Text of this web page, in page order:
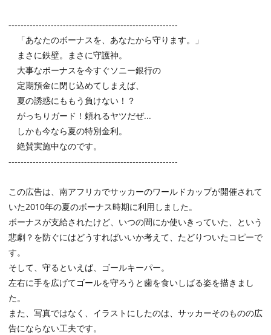
--------------------------------------------------------
「あなたのボーナスを、あなたから守ります。」
まさに鉄壁。まさに守護神。
大事なボーナスを今すぐソニー銀行の
定期預金に閉じ込めてしまえば、
夏の誘惑にももう負けない！？
がっちりガード！頼れるヤツだぜ...
しかも今なら夏の特別金利。
絶賛実施中なのです。
--------------------------------------------------------
この広告は、南アフリカでサッカーのワールドカップが開催されて
いた2010年の夏のボーナス時期に利用しました。
ボーナスが支給されたけど、いつの間にか使いきっていた、という
悲劇？を防ぐにはどうすればいいか考えて、たどりついたコピーで
す。
そして、守るといえば、ゴールキーパー。
左右に手を広げてゴールを守ろうと歯を食いしばる姿を描きまし
た。
また、写真ではなく、イラストにしたのは、サッカーそのものの広
告にならない工夫です。